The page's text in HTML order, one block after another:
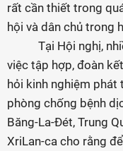
rất cần thiết trong
hội và dân chủ trong
Tại Hội nghị,
việc tập hợp, đoàn
hỏi kinh nghiệm phát
phòng chống bệnh
Băng-La-Đét, Trung
XriLan-ca cho rằng